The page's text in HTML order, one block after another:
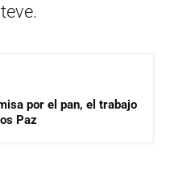
por el pan, el trabajo
Paz